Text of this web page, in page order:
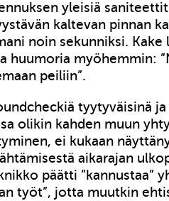
yleisiä
kaltevan pinnan
noin sekunniksi. Kake
huumoria myöhemmin:
peiliin”.
tyytyväisinä
olikin kahden muun
ei kukaan
aikarajan
päätti ”kannustaa”
työt”, jotta muutkin